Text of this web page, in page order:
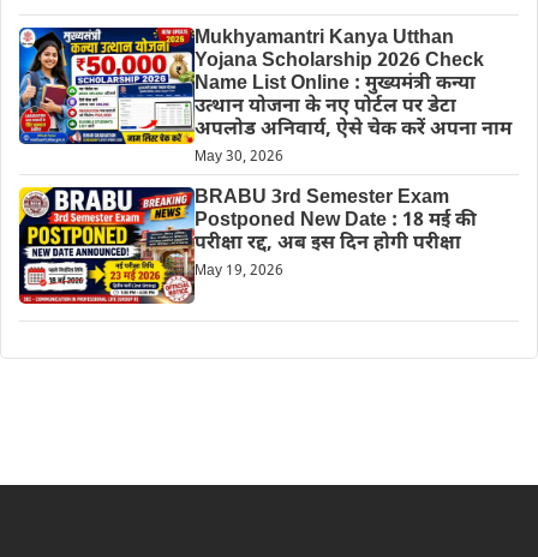
Mukhyamantri Kanya Utthan
Yojana Scholarship 2026 Check
Name List Online : मुख्यमंत्री कन्या
उत्थान योजना के नए पोर्टल पर डेटा
अपलोड अनिवार्य, ऐसे चेक करें अपना नाम
May 30, 2026
BRABU 3rd Semester Exam
Postponed New Date : 18 मई की
परीक्षा रद्द, अब इस दिन होगी परीक्षा
May 19, 2026